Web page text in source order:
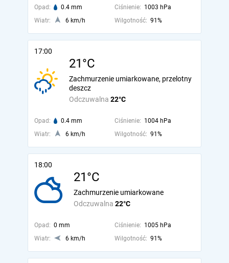
Opad: 0.4 mm Ciśnienie: 1003 hPa
Wiatr:
6 km/h Wilgotność: 91%
17:00
21°C
Odczuwalna 22°C
Zachmurzenie umiarkowane, przelotny
deszcz
Opad: 0.4 mm Ciśnienie: 1004 hPa
Wiatr:
6 km/h Wilgotność: 91%
18:00
21°C
Odczuwalna 22°C
Zachmurzenie umiarkowane
Opad: 0 mm Ciśnienie: 1005 hPa
Wiatr:
6 km/h Wilgotność: 91%